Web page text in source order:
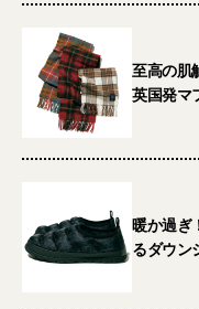
至高の肌
英国発マ
暖か過ぎ
るダウン